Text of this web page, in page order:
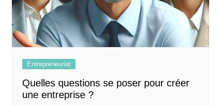
Entrepreneuriat
Quelles questions se poser pour créer
une entreprise ?